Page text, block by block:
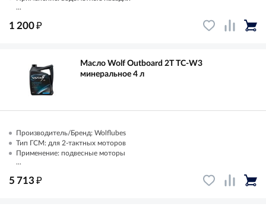
...
1 200₽
Масло Wolf Outboard 2T TC-W3
минеральное 4 л
Производитель/Бренд: Wolflubes
Тип ГСМ: для 2-тактных моторов
Применение: подвесные моторы
...
5 713₽